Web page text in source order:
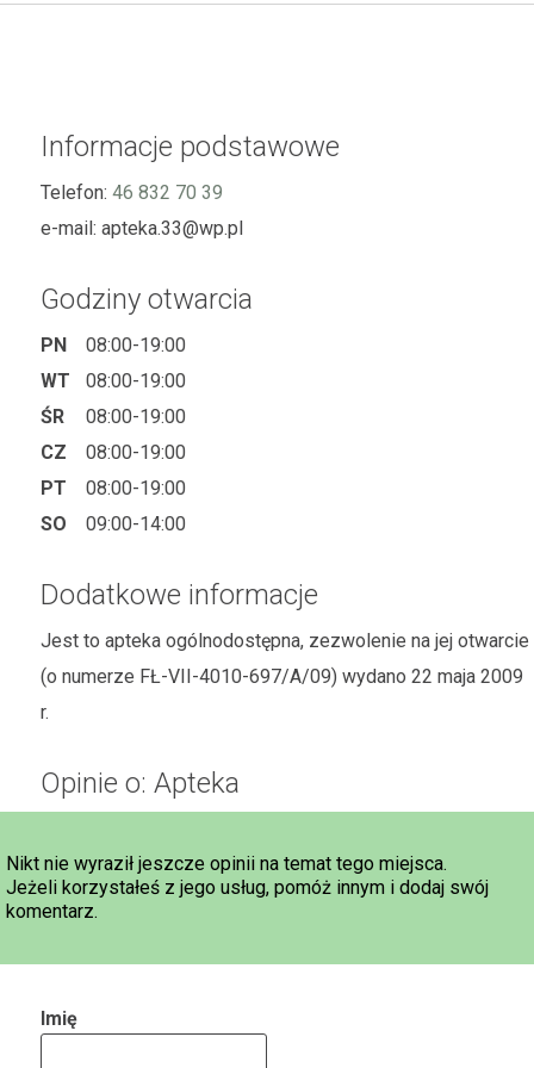
Informacje podstawowe
Telefon: 46 832 70 39
e-mail: apteka.33@wp.pl
Godziny otwarcia
PN
08:00-19:00
WT
08:00-19:00
ŚR
08:00-19:00
CZ
08:00-19:00
PT
08:00-19:00
SO
09:00-14:00
Dodatkowe informacje
Jest to apteka ogólnodostępna, zezwolenie na jej otwarcie
(o numerze FŁ-VII-4010-697/A/09) wydano 22 maja 2009
r.
Opinie o: Apteka
Nikt nie wyraził jeszcze opinii na temat tego miejsca.
Jeżeli korzystałeś z jego usług, pomóż innym i dodaj swój
komentarz.
Imię